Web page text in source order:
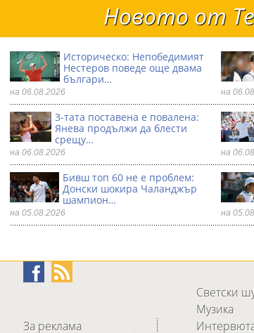
Новото от
Историческо: Непобедимият
Нестеров поведе още двама
българи…
на 06.08.2026 на
3-тата поставена е повалена:
Янева продължи да блести
срещу…
на 06.08.2026 на
Бивш топ 60 не е проблем:
Донски шокира Чаланджър
шампион…
на 05.08.2026 на
За реклама
Светски
Музика